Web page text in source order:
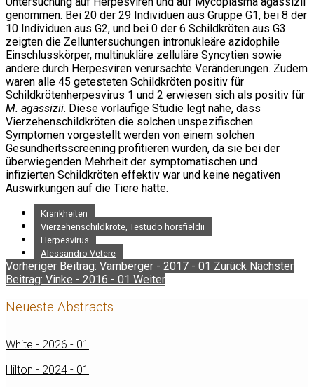
genommen. Bei 20 der 29 Individuen aus Gruppe G1, bei 8 der
10 Individuen aus G2, und bei 0 der 6 Schildkröten aus G3
zeigten die Zelluntersuchungen intronukleäre azidophile
Einschlusskörper, multinukläre zelluläre Syncytien sowie
andere durch Herpesviren verursachte Veränderungen. Zudem
waren alle 45 getesteten Schildkröten positiv für
Schildkrötenherpesvirus 1 und 2 erwiesen sich als positiv für
M. agassizii. Diese vorläufige Studie legt nahe, dass
Vierzehenschildkröten die solchen unspezifischen
Symptomen vorgestellt werden von einem solchen
Gesundheitsscreening profitieren würden, da sie bei der
überwiegenden Mehrheit der symptomatischen und
infizierten Schildkröten effektiv war und keine negativen
Auswirkungen auf die Tiere hatte.
Krankheiten
Vierzehenschildkröte, Testudo horsfieldii
Herpesvirus
Alessandro Vetere
Vorheriger Beitrag: Vamberger - 2017 - 01 Zurück Nächster
Beitrag: Vinke - 2016 - 01 Weiter
Neueste Abstracts
White - 2026 - 01
Hilton - 2024 - 01